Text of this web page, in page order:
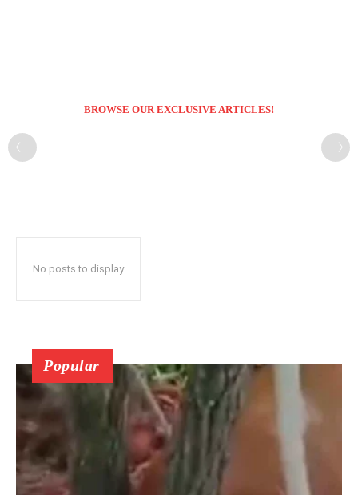
BROWSE OUR EXCLUSIVE ARTICLES!
No posts to display
Popular